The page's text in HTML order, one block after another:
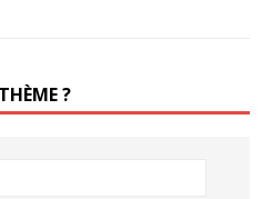
?